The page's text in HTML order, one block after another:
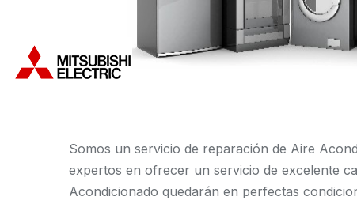
Somos un servicio de reparación de Aire
expertos en ofrecer un servicio de excelente
Acondicionado quedarán en perfectas